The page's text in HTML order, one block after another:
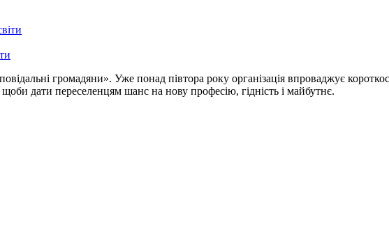
громадяни». Уже понад півтора року організація впроваджує
дати переселенцям шанс на нову професію, гідність і майбутнє.